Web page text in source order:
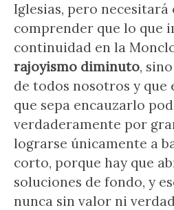
Iglesias, pero necesitará
comprender que lo que
continuidad en la
rajoyismo diminuto,
de todos nosotros y que
que sepa encauzarlo
verdaderamente por
lograrse únicamente a
corto, porque hay que
soluciones de fondo, y
nunca sin valor ni